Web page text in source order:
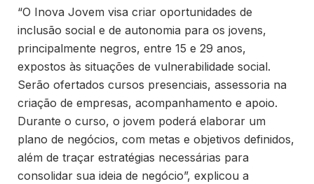
“O Inova Jovem visa criar oportunidades de
inclusão social e de autonomia para os jovens,
principalmente negros, entre 15 e 29 anos,
expostos às situações de vulnerabilidade social.
Serão ofertados cursos presenciais, assessoria na
criação de empresas, acompanhamento e apoio.
Durante o curso, o jovem poderá elaborar um
plano de negócios, com metas e objetivos definidos,
além de traçar estratégias necessárias para
consolidar sua ideia de negócio”, explicou a